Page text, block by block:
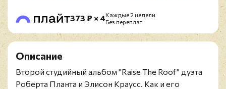
373 ₽ × 4Каждые 2 недели
Без переплат
Описание
Второй студийный альбом "Raise The Roof" дуэта
Роберта Планта и Элисон Краусс. Как и его